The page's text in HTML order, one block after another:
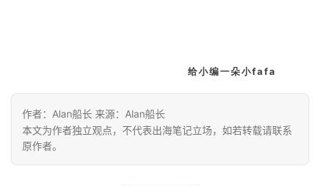
给小编一朵小fafa
作者：Alan船长 来源：Alan船长
本文为作者独立观点，不代表出海笔记立场，如若转载请联系
原作者。